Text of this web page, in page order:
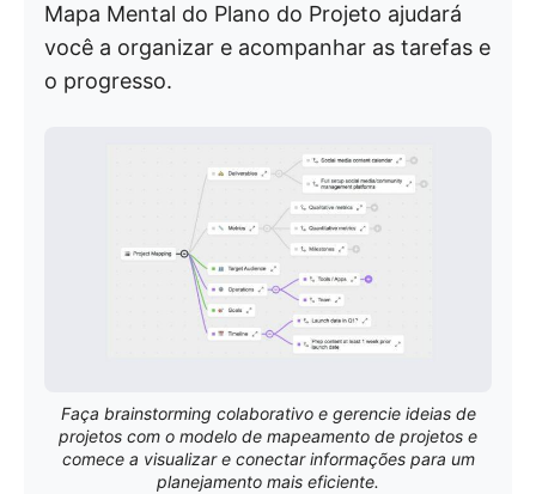
Mapa Mental do Plano do Projeto ajudará
você a organizar e acompanhar as tarefas e
o progresso.
Faça brainstorming colaborativo e gerencie ideias de
projetos com o modelo de mapeamento de projetos e
comece a visualizar e conectar informações para um
planejamento mais eficiente.